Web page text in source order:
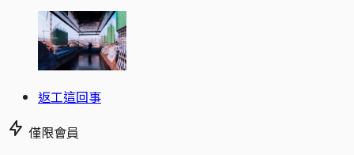
返工這回事
僅限會員